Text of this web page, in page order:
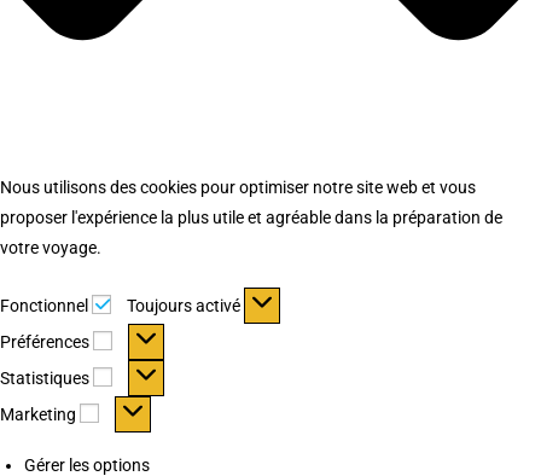
Nous utilisons des cookies pour optimiser notre site web et vous
proposer l'expérience la plus utile et agréable dans la préparation de
votre voyage.
Fonctionnel Fonctionnel
Toujours activé
Préférences
Préférences
Statistiques Statistiques
Marketing Marketing
Gérer les options